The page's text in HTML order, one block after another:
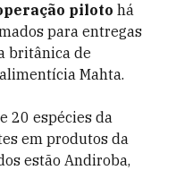
piloto há
para entregas
britânica de
Mahta.
20 espécies da
em produtos da
estão Andiroba,